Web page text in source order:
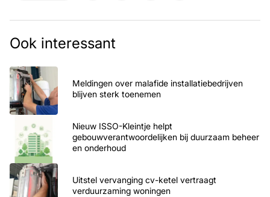
Ook interessant
Meldingen over malafide installatiebedrijven
blijven sterk toenemen
Nieuw ISSO-Kleintje helpt
gebouwverantwoordelijken bij duurzaam beheer
en onderhoud
Uitstel vervanging cv-ketel vertraagt
verduurzaming woningen